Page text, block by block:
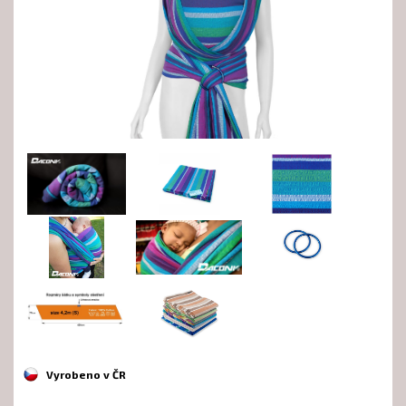
Vyrobeno v ČR